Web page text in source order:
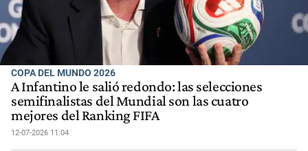
COPA DEL MUNDO 2026
A Infantino le salió redondo: las selecciones
semifinalistas del Mundial son las cuatro
mejores del Ranking FIFA
12-07-2026 11:04